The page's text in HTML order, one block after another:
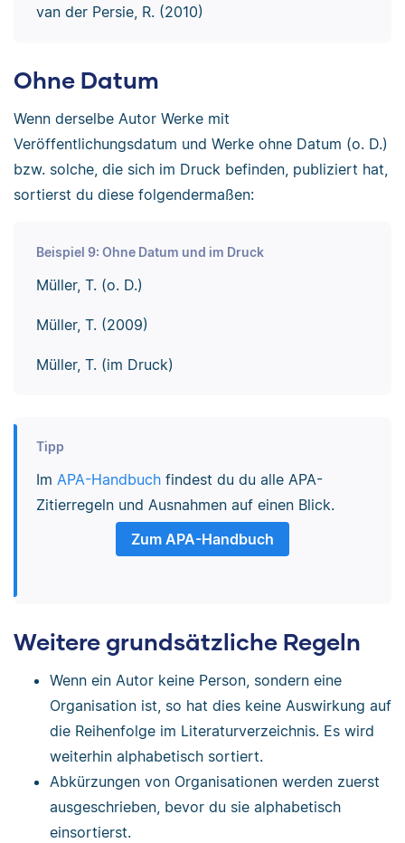
van der Persie, R. (2010)
Ohne Datum
Wenn derselbe Autor Werke mit
Veröffentlichungsdatum und Werke ohne Datum (o. D.)
bzw. solche, die sich im Druck befinden, publiziert hat,
sortierst du diese folgendermaßen:
Beispiel 9: Ohne Datum und im Druck
Müller, T. (o. D.)
Müller, T. (2009)
Müller, T. (im Druck)
Tipp
Im APA-Handbuchfindest du du alle APA-
Zitierregeln und Ausnahmen auf einen Blick.
Zum APA-Handbuch
Weitere grundsätzliche Regeln
Wenn ein Autor keine Person, sondern eine
Organisation ist, so hat dies keine Auswirkung auf
die Reihenfolge im Literaturverzeichnis. Es wird
weiterhin alphabetisch sortiert.
Abkürzungen von Organisationen werden zuerst
ausgeschrieben, bevor du sie alphabetisch
einsortierst.